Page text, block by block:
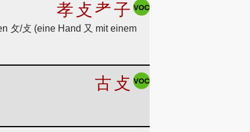
孝 攴耂子
攵/攴 (eine Hand 又 mit einem
古 攴